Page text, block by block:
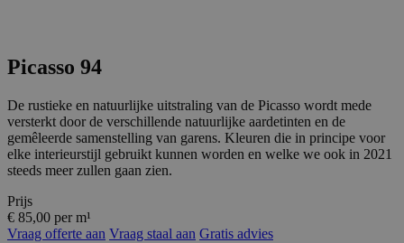
Picasso 94
De rustieke en natuurlijke uitstraling van de Picasso wordt mede
versterkt door de verschillende natuurlijke aardetinten en de
gemêleerde samenstelling van garens. Kleuren die in principe voor
elke interieurstijl gebruikt kunnen worden en welke we ook in 2021
steeds meer zullen gaan zien.
Prijs
€ 85,00 per m¹
Vraag offerte aan Vraag staal aan Gratis advies